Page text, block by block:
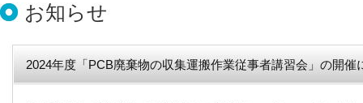
お知らせ
2024年度「PCB廃棄物の収集運搬作業従事者講習会」の開催